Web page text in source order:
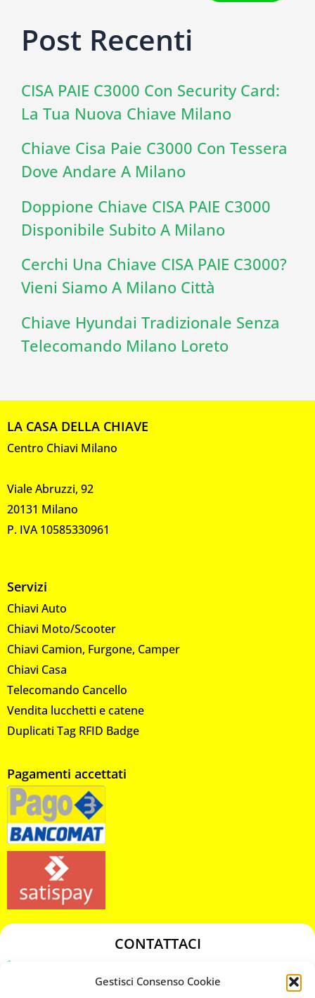
Gestisci Consenso Cookie
Post Recenti
CISA PAIE C3000 Con Security Card:
La Tua Nuova Chiave Milano
Chiave Cisa Paie C3000 Con Tessera
Dove Andare A Milano
Doppione Chiave CISA PAIE C3000
Disponibile Subito A Milano
Cerchi Una Chiave CISA PAIE C3000?
Vieni Siamo A Milano Città
Chiave Hyundai Tradizionale Senza
Telecomando Milano Loreto
LA CASA DELLA CHIAVE
Centro Chiavi Milano
Viale Abruzzi, 92
20131 Milano
P. IVA 10585330961
Servizi
Chiavi Auto
Chiavi Moto/Scooter
Chiavi Camion, Furgone, Camper
Chiavi Casa
Telecomando Cancello
Vendita lucchetti e catene
Duplicati Tag RFID Badge
Pagamenti accettati
CONTATTACI